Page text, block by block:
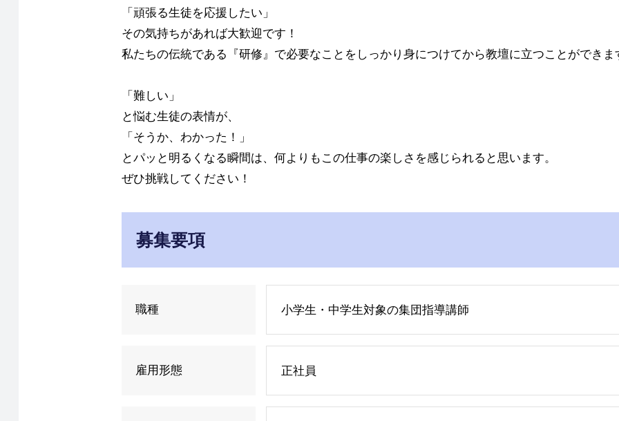
「頑張る生徒を応援したい」
その気持ちがあれば大歓迎です！
私たちの伝統である『研修』で必要なことをしっかり身につけてから教壇に立つことができま
「難しい」
と悩む生徒の表情が、
「そうか、わかった！」
とパッと明るくなる瞬間は、何よりもこの仕事の楽しさを感じられると思います。
ぜひ挑戦してください！
募集要項
職種 小学生・中学生対象の集団指導講師
雇用形態 正社員